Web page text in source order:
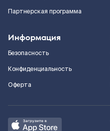
Партнерская программа
Информация
Безопасность
Конфиденциальность
Оферта